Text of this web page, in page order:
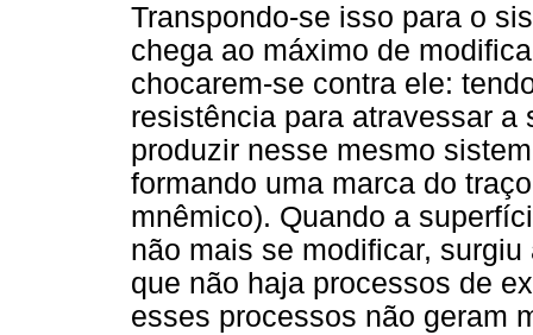
Transpondo-se isso para o
chega ao máximo de
chocarem-se contra ele:
resistência para atravessar
produzir nesse mesmo
formando uma marca do
mnêmico). Quando a
não mais se modificar,
que não haja processos de
esses processos não geram